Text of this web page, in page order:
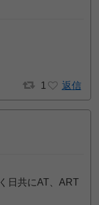
1 返信
日共にAT、ART